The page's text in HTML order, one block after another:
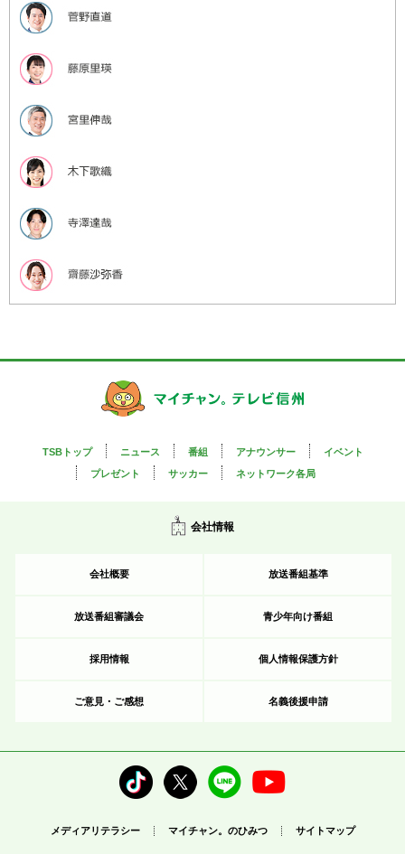
TSBトップ ニュース 番組 アナウンサー
イベント
プレゼント
サッカー ネットワーク各局
会社情報
会社概要 放送番組基準
放送番組審議会 青少年向け番組
採用情報 個人情報保護方針
ご意見・ご感想 名義後援申請
メディアリテラシー マイチャン。のひみつ サイトマップ